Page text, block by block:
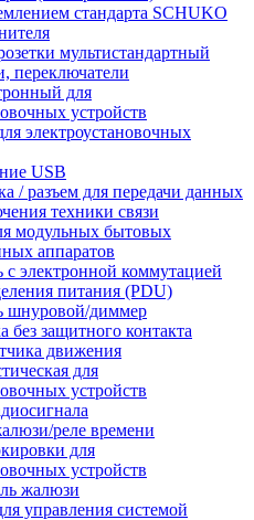
стандарта SCHUKO
мультистандартный
переключатели
для
устройств
электроустановочных
USB
/ разъем для передачи данных
техники связи
модульных бытовых
аппаратов
электронной коммутацией
питания (PDU)
шнуровой/диммер
без защитного контакта
движения
для
устройств
реле времени
для
устройств
жалюзи
управления системой